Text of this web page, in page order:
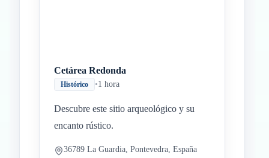
Cetárea Redonda
Histórico •1 hora
Descubre este sitio arqueológico y su
encanto rústico.
36789 La Guardia, Pontevedra, España